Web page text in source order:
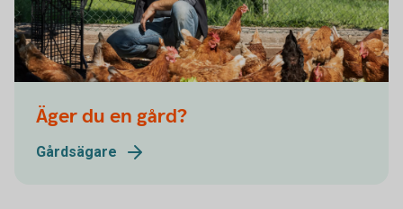
Äger du en gård?
Gårdsägare